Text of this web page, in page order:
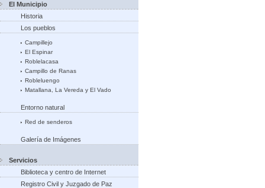
El Municipio
Historia
Los pueblos
Campillejo
El Espinar
Roblelacasa
Campillo de Ranas
Robleluengo
Matallana, La Vereda y El Vado
Entorno natural
Red de senderos
Galería de Imágenes
Servicios
Biblioteca y centro de Internet
Registro Civil y Juzgado de Paz